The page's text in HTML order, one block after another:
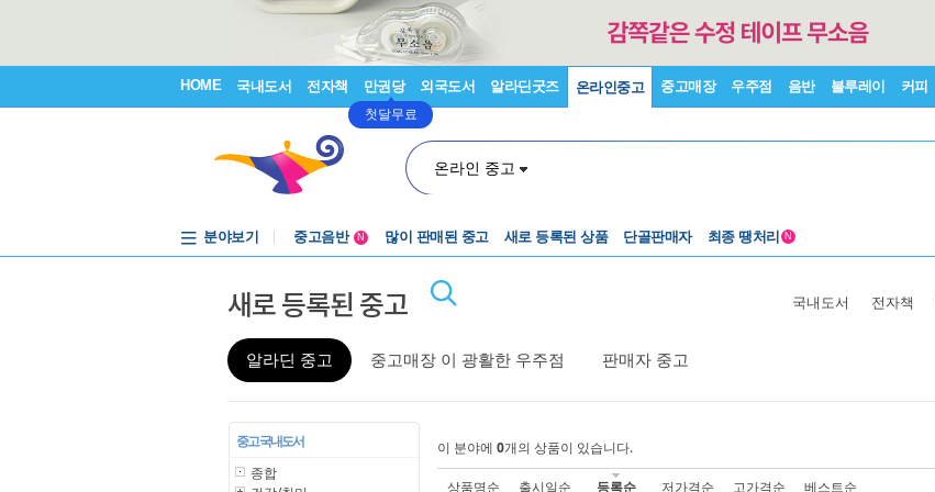
HOME 국내도서 전자책 만권당
첫달무료
외국도서 알라딘굿즈 온라인중고 중고매장 우주점 음반 블루레이 커피
온라인 중고
분야보기
중고음반
중고음반
N 많이 판매된 중고 새로 등록된 상품 단골판매자 최종 땡처리 N
새로 등록된 중고 국내도서 전자책
알라딘 중고 중고매장 이 광활한 우주점 판매자 중고
중고 국내도서
종합
이 분야에 0개의 상품이 있습니다.
상품명순 출시일순 등록순 저가격순 고가격순 베스트순